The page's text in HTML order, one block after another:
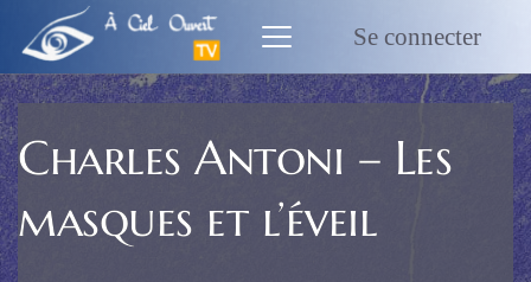
contenu
Se connecter
Charles Antoni – Les
masques et l’éveil